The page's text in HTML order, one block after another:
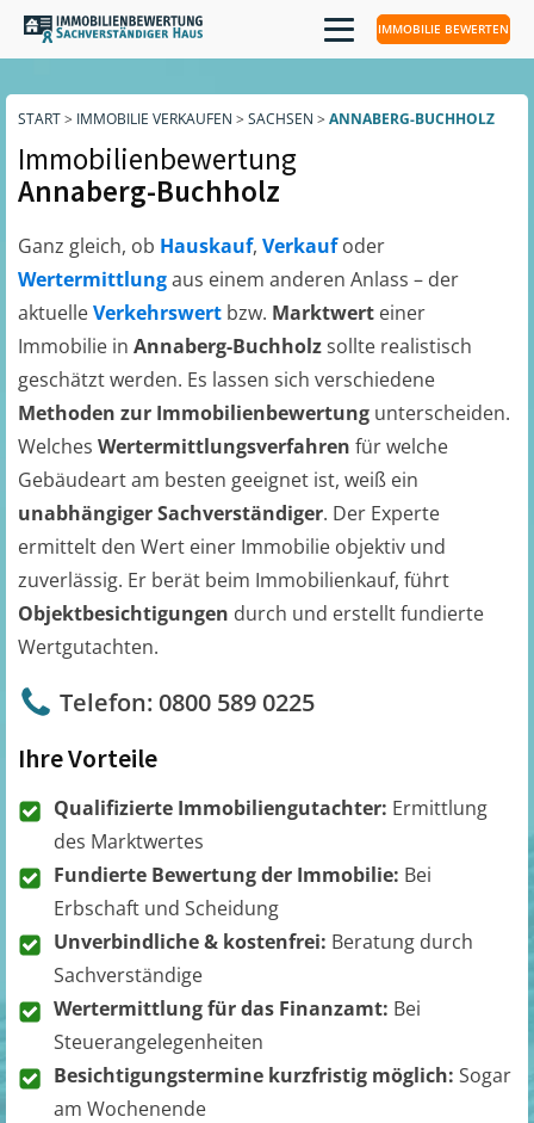
IMMOBILIE BEWERTEN
START> IMMOBILIE VERKAUFEN > SACHSEN > ANNABERG-BUCHHOLZ
Immobilienbewertung
Annaberg-Buchholz
Ganz gleich, ob Hauskauf, Verkaufoder
Wertermittlungaus einem anderen Anlass – der
aktuelleVerkehrswert bzw. Marktwert einer
Immobilie in Annaberg-Buchholzsollte realistisch
geschätzt werden. Es lassen sich verschiedene
Methoden zur Immobilienbewertung unterscheiden.
Welches Wertermittlungsverfahren für welche
Gebäudeart am besten geeignet ist, weiß ein
unabhängiger Sachverständiger. Der Experte
ermittelt den Wert einer Immobilie objektiv und
zuverlässig. Er berät beim Immobilienkauf, führt
Objektbesichtigungen durch und erstellt fundierte
Wertgutachten.
Telefon: 0800 589 0225
Ihre Vorteile
Qualifizierte Immobiliengutachter: Ermittlung
des Marktwertes
Fundierte Bewertung der Immobilie: Bei
Erbschaft und Scheidung
Unverbindliche & kostenfrei: Beratung durch
Sachverständige
Wertermittlung für das Finanzamt: Bei
Steuerangelegenheiten
Besichtigungstermine kurzfristig möglich: Sogar
am Wochenende